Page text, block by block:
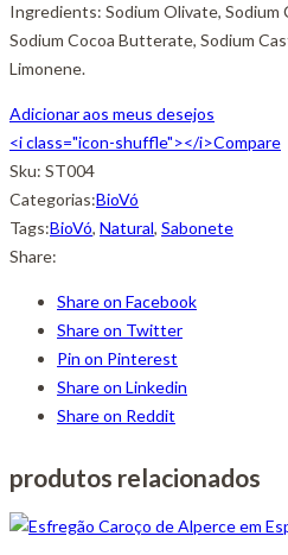
Ingredients: Sodium Olivate, Sodium
Sodium Cocoa Butterate, Sodium
Limonene.
Adicionar aos meus desejos
<i class="icon-shuffle"></i>Compare
Sku: ST004
Categorias:BioVó
Tags:BioVó, Natural, Sabonete
Share:
Share on Facebook
Share on Twitter
Pin on Pinterest
Share on Linkedin
Share on Reddit
produtos relacionados